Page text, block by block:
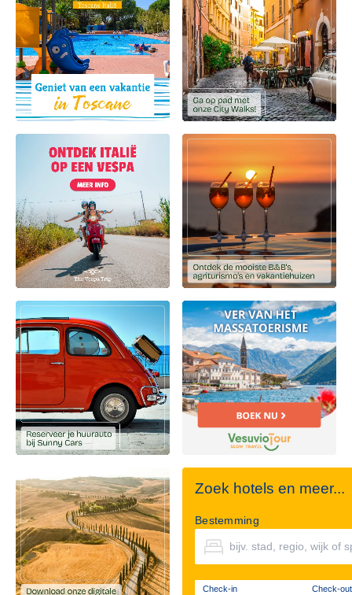
Zoek hotels en meer...
Bestemming
Check-in Check-out